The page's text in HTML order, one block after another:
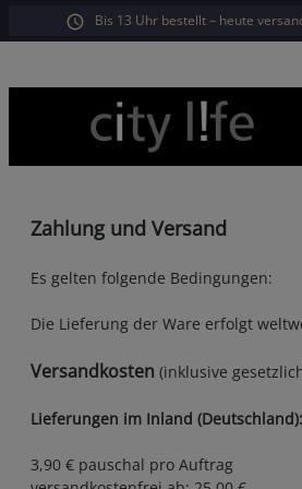
Zur Hauptnavigation
Bis 13 Uhr bestellt – heute
Zahlung und Versand
Es gelten folgende Bedingungen:
Die Lieferung der Ware erfolgt
Versandkosten (inklusive
Lieferungen im Inland (Deutschland):
3,90 € pauschal pro Auftrag